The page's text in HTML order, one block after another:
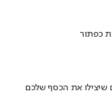
כפתור
שיצילו את הכסף שלכם